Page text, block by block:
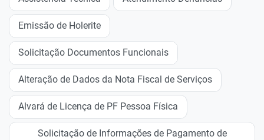
Emissão de Holerite
Solicitação Documentos Funcionais
Alteração de Dados da Nota Fiscal de Serviços
Alvará de Licença de PF Pessoa Física
Solicitação de Informações de Pagamento de